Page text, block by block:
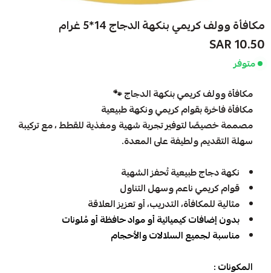
مكافأة وولف كريمي بنكهة الدجاج 14*5 غرام
10.50 SAR
متوفر
مكافأة وولف كريمي بنكهة الدجاج 🐾
مكافأة فاخرة بقوام كريمي ونكهة طبيعية
مصممة خصيصًا لتوفير تجربة شهية ومغذية للقطط ، مع تركيبة
سهلة التقديم ولطيفة على المعدة.
نكهة دجاج طبيعية تُحفز الشهية
قوام كريمي ناعم وسهل التناول
مثالية للمكافأة، التدريب، أو تعزيز العلاقة
بدون إضافات كيميائية أو مواد حافظة أو مُلونات
مناسبة لجميع السلالات والأحجام
المكونات :